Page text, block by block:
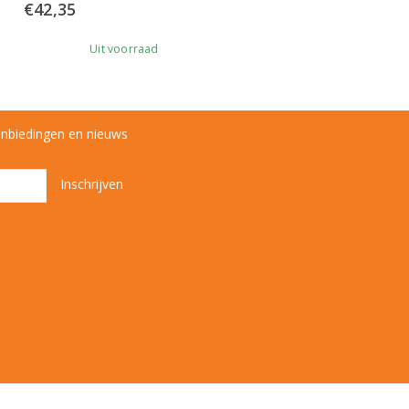
€42,35
Uit voorraad
en nieuws